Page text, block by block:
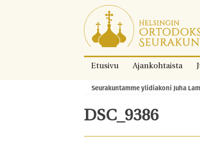
Siirry
suoraan
sisältöön.
Etusivu Ajankohtaista
Murupolku:
Seurakuntamme ylidiakoni Juha
DSC_9386